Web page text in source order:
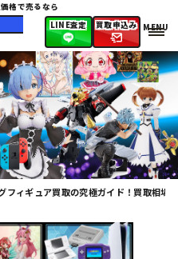
格で売るなら
LINE査定 買取申込み
フィギュア買取の究極ガイド！買取相